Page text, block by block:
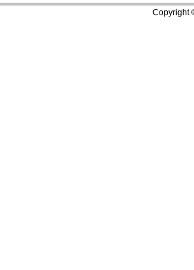
Copyright